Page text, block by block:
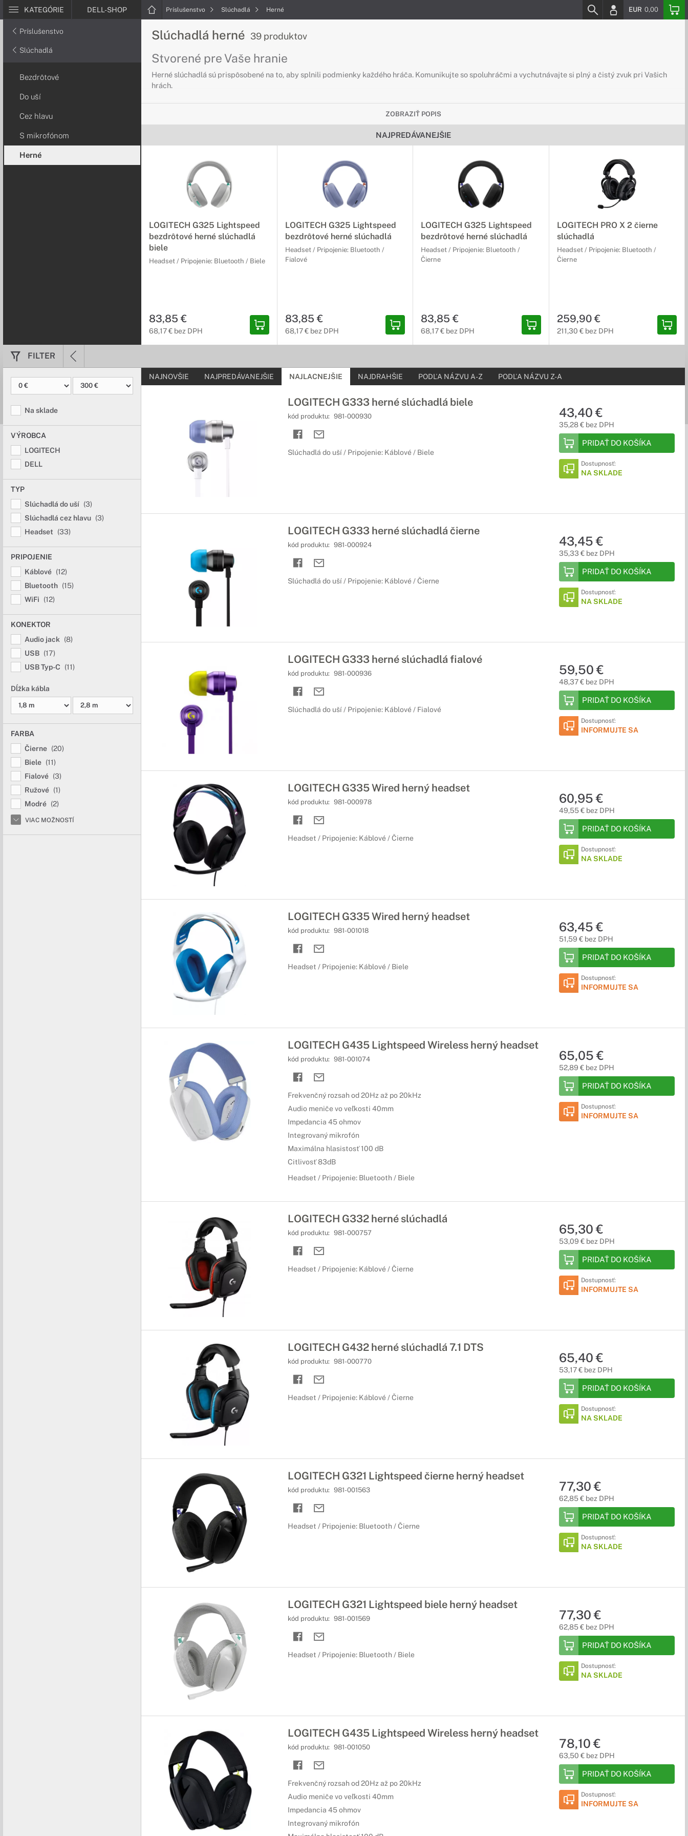
KATEGÓRIE DELL-SHOP Príslušenstvo Slúchadlá Herné EUR 0,00
Príslušenstvo
Slúchadlá
Bezdrôtové
Do uší
Cez hlavu
S mikrofónom
Herné
Slúchadlá herné 39 produktov
Stvorené pre Vaše hranie
Herné slúchadlá sú prispôsobené na to, aby splnili podmienky každého hráča. Komunikujte so spoluhráčmi a vychutnávajte si plný a čistý zvuk pri Vašich
hrách.
ZOBRAZIŤ POPIS
NAJPREDÁVANEJŠIE
LOGITECH G325 Lightspeed
bezdrôtové herné slúchadlá
biele
Headset / Pripojenie: Bluetooth / Biele
83,85 €
68,17 € bez DPH
LOGITECH G325 Lightspeed
bezdrôtové herné slúchadlá
Headset / Pripojenie: Bluetooth /
Fialové
83,85 €
68,17 € bez DPH
LOGITECH G325 Lightspeed
bezdrôtové herné slúchadlá
Headset / Pripojenie: Bluetooth /
Čierne
83,85 €
68,17 € bez DPH
LOGITECH PRO X 2 čierne
slúchadlá
Headset / Pripojenie: Bluetooth /
Čierne
259,90 €
211,30 € bez DPH
FILTER
Na sklade
VÝROBCA
LOGITECH
DELL
TYP
Slúchadlá do uší (3)
Slúchadlá cez hlavu (3)
Headset
(33)
PRIPOJENIE
Káblové (12)
Bluetooth (15)
WiFi
(12)
KONEKTOR
Audio jack
(8)
USB (17)
USB Typ-C
(11)
Dĺžka kábla
FARBA
Čierne (20)
Biele (11)
Fialové (3)
Ružové (1)
Modré (2)
VIAC MOŽNOSTÍ
NAJNOVŠIE NAJPREDÁVANEJŠIE NAJLACNEJŠIE NAJDRAHŠIE PODĽA NÁZVU A-Z PODĽA NÁZVU Z-A
LOGITECH G333 herné slúchadlá biele
kód produktu: 981-000930
Slúchadlá do uší / Pripojenie: Káblové / Biele
43,40 €
35,28 € bez DPH
PRIDAŤ DO KOŠÍKA
Dostupnosť:
NA SKLADE
LOGITECH G333 herné slúchadlá čierne
kód produktu: 981-000924
Slúchadlá do uší / Pripojenie: Káblové / Čierne
43,45 €
35,33 € bez DPH
PRIDAŤ DO KOŠÍKA
Dostupnosť:
NA SKLADE
LOGITECH G333 herné slúchadlá fialové
kód produktu: 981-000936
Slúchadlá do uší / Pripojenie: Káblové / Fialové
59,50 €
48,37 € bez DPH
PRIDAŤ DO KOŠÍKA
Dostupnosť:
INFORMUJTE SA
LOGITECH G335 Wired herný headset
kód produktu: 981-000978
Headset / Pripojenie: Káblové / Čierne
60,95 €
49,55 € bez DPH
PRIDAŤ DO KOŠÍKA
Dostupnosť:
NA SKLADE
LOGITECH G335 Wired herný headset
kód produktu: 981-001018
Headset / Pripojenie: Káblové / Biele
63,45 €
51,59 € bez DPH
PRIDAŤ DO KOŠÍKA
Dostupnosť:
INFORMUJTE SA
LOGITECH G435 Lightspeed Wireless herný headset
kód produktu: 981-001074
Frekvenčný rozsah od 20Hz až po 20kHz
Audio meniče vo veľkosti 40mm
Impedancia 45 ohmov
Integrovaný mikrofón
Maximálna hlasistosť 100 dB
Citlivosť 83dB
Headset / Pripojenie: Bluetooth / Biele
65,05 €
52,89 € bez DPH
PRIDAŤ DO KOŠÍKA
Dostupnosť:
INFORMUJTE SA
LOGITECH G332 herné slúchadlá
kód produktu: 981-000757
Headset / Pripojenie: Káblové / Čierne
65,30 €
53,09 € bez DPH
PRIDAŤ DO KOŠÍKA
Dostupnosť:
INFORMUJTE SA
LOGITECH G432 herné slúchadlá 7.1 DTS
kód produktu: 981-000770
Headset / Pripojenie: Káblové / Čierne
65,40 €
53,17 € bez DPH
PRIDAŤ DO KOŠÍKA
Dostupnosť:
NA SKLADE
LOGITECH G321 Lightspeed čierne herný headset
kód produktu: 981-001563
Headset / Pripojenie: Bluetooth / Čierne
77,30 €
62,85 € bez DPH
PRIDAŤ DO KOŠÍKA
Dostupnosť:
NA SKLADE
LOGITECH G321 Lightspeed biele herný headset
kód produktu: 981-001569
Headset / Pripojenie: Bluetooth / Biele
77,30 €
62,85 € bez DPH
PRIDAŤ DO KOŠÍKA
Dostupnosť:
NA SKLADE
LOGITECH G435 Lightspeed Wireless herný headset
kód produktu: 981-001050
Frekvenčný rozsah od 20Hz až po 20kHz
Audio meniče vo veľkosti 40mm
Impedancia 45 ohmov
Integrovaný mikrofón
78,10 €
63,50 € bez DPH
PRIDAŤ DO KOŠÍKA
Dostupnosť:
INFORMUJTE SA